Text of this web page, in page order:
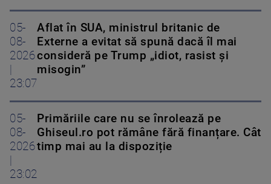
05-
08-
2026
23:07
Aflat în SUA, ministrul britanic de
Externe a evitat să spună dacă îl mai
consideră pe Trump „idiot, rasist și
misogin”
05-
08-
2026
23:02
Primăriile care nu se înrolează pe
Ghiseul.ro pot rămâne fără finanțare. Cât
timp mai au la dispoziție